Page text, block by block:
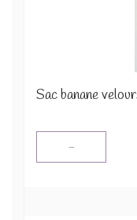
Sac banane
-